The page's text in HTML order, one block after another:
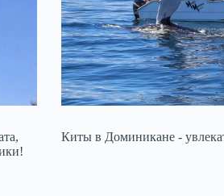
Киты в Доминикане -